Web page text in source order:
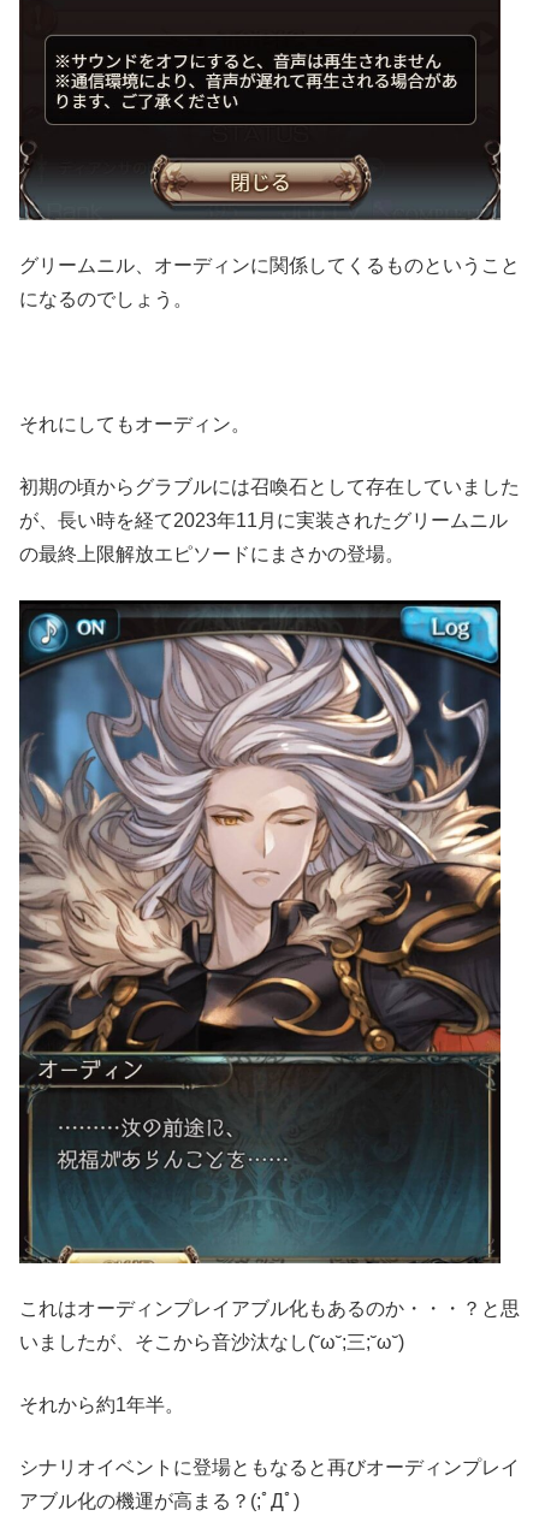
グリームニル、オーディンに関係してくるものということ
になるのでしょう。
それにしてもオーディン。
初期の頃からグラブルには召喚石として存在していました
が、長い時を経て2023年11月に実装されたグリームニル
の最終上限解放エピソードにまさかの登場。
これはオーディンプレイアブル化もあるのか・・・？と思
いましたが、そこから音沙汰なし(˘ω˘;三;˘ω˘)
それから約1年半。
シナリオイベントに登場ともなると再びオーディンプレイ
アブル化の機運が高まる？(;ﾟДﾟ)